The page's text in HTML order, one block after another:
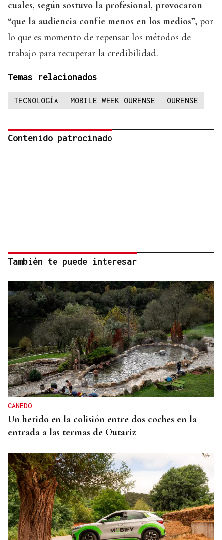
cuales, según sostuvo la profesional, provocaron
“que la audiencia confíe menos en los medios”, por
lo que es momento de repensar los métodos de
trabajo para recuperar la credibilidad.
Temas relacionados
TECNOLOGÍA MOBILE WEEK OURENSE OURENSE
Contenido patrocinado
También te puede interesar
CANEDO
Un herido en la colisión entre dos coches en la
entrada a las termas de Outariz